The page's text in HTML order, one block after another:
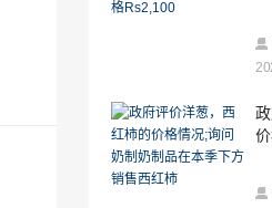
2021-11-18
钢材原料价格下降
市场缩放新鲜关闭
2021-11-18
HDFC银行Q2净利